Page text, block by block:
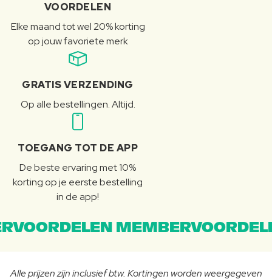
VOORDELEN
Elke maand tot wel 20% korting
op jouw favoriete merk
GRATIS VERZENDING
Op alle bestellingen. Altijd.
TOEGANG TOT DE APP
De beste ervaring met 10%
korting op je eerste bestelling
in de app!
Alle prijzen zijn inclusief btw. Kortingen worden weergegeven